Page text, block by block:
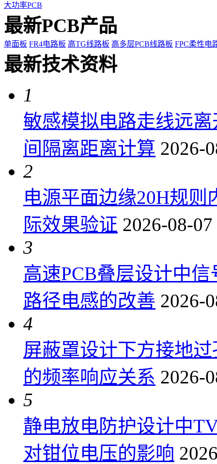
大功率PCB
最新PCB产品
单面板 FR4电路板 高TG线路板 高多层PCB线路板 FPC柔性电
最新技术资料
1
敏感模拟电路走线远
间隔离距离计算 2026-
2
电源平面边缘20H规
际效果验证 2026-08-
3
高速PCB叠层设计中
路径电感的改善 2026-
4
屏蔽罩设计下方接地
的频率响应关系 2026-
5
静电放电防护设计中
对钳位电压的影响